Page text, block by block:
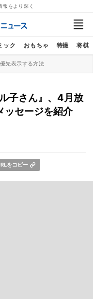
報をより深く
ック おもちゃ 特撮 将棋
先表示する方法
子さん』、4月放
ッセージを紹介
をコピー